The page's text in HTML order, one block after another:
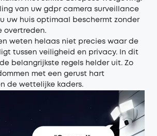
van uw gdpr camera surveillance
uw huis optimaal beschermt zonder
overtreden.
weten helaas niet precies waar de
tussen veiligheid en privacy. In dit
belangrijkste regels helder uit. Zo
met een gerust hart
de wettelijke kaders.